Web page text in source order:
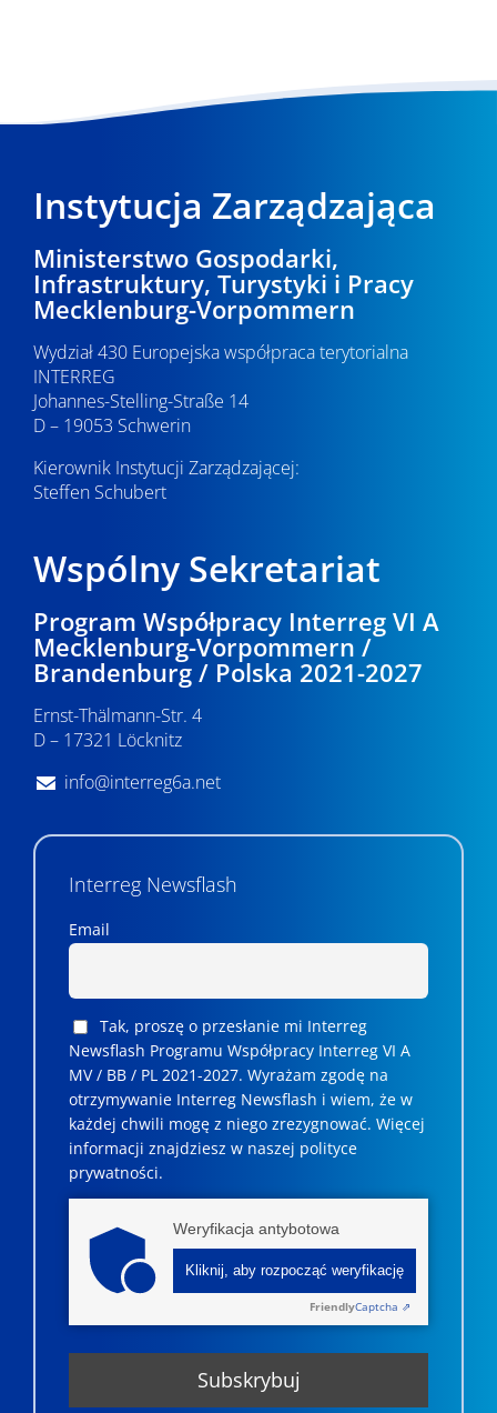
Instytucja Zarządzająca
Ministerstwo Gospodarki,
Infrastruktury, Turystyki i Pracy
Mecklenburg-Vorpommern
Wydział 430 Europejska współpraca terytorialna
INTERREG
Johannes-Stelling-Straße 14
D – 19053 Schwerin
Kierownik Instytucji Zarządzającej:
Steffen Schubert
Wspólny Sekretariat
Program Współpracy Interreg VI A
Mecklenburg-Vorpommern /
Brandenburg / Polska 2021-2027
Ernst-Thälmann-Str. 4
D – 17321 Löcknitz
info@interreg6a.net
Interreg Newsflash
Email
Tak, proszę o przesłanie mi Interreg
Newsflash Programu Współpracy Interreg VI A
MV / BB / PL 2021-2027. Wyrażam zgodę na
otrzymywanie Interreg Newsflash i wiem, że w
każdej chwili mogę z niego zrezygnować. ­­Więcej
informacji znajdziesz w naszej polityce
prywatności.
Weryfikacja antybotowa
Kliknij, aby rozpocząć weryfikację
FriendlyCaptcha ⇗